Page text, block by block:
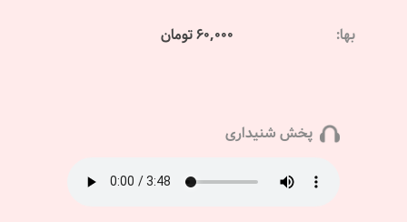
بها: 60,000 تومان
پخش شنیداری